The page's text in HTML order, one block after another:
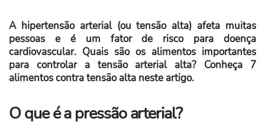
A hipertensão arterial (ou tensão alta) afeta muitas
pessoas e é um fator de risco para doença
cardiovascular. Quais são os alimentos importantes
para controlar a tensão arterial alta? Conheça 7
alimentos contra tensão alta neste artigo.
O que é a pressão arterial?